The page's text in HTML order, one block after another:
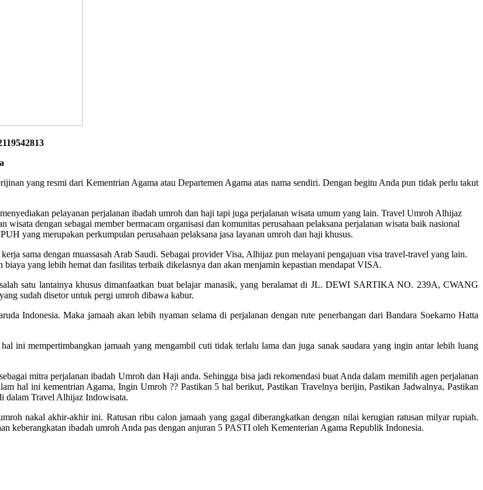
yang resmi dari Kementrian Agama atau Departemen Agama atas nama sendiri. Dengan begitu Anda pun tidak perlu takut
pelayanan perjalanan ibadah umroh dan haji tapi juga perjalanan wisata umum yang lain. Travel Umroh Alhijaz
dengan sebagai member bermacam organisasi dan komunitas perusahaan pelaksana perjalanan wisata baik nasional
yang merupakan perkumpulan perusahaan pelaksana jasa layanan umroh dan haji khusus.
sama dengan muassasah Arab Saudi. Sebagai provider Visa, Alhijaz pun melayani pengajuan visa travel-travel yang lain.
yang lebih hemat dan fasilitas terbaik dikelasnya dan akan menjamin kepastian mendapat VISA.
satu lantainya khusus dimanfaatkan buat belajar manasik, yang beralamat di JL. DEWI SARTIKA NO. 239A, CWANG
sudah disetor untuk pergi umroh dibawa kabur.
Indonesia. Maka jamaah akan lebih nyaman selama di perjalanan dengan rute penerbangan dari Bandara Soekarno Hatta
ini mempertimbangkan jamaah yang mengambil cuti tidak terlalu lama dan juga sanak saudara yang ingin antar lebih luang
mitra perjalanan ibadah Umroh dan Haji anda. Sehingga bisa jadi rekomendasi buat Anda dalam memilih agen perjalanan
hal ini kementrian Agama, Ingin Umroh ?? Pastikan 5 hal berikut, Pastikan Travelnya berijin, Pastikan Jadwalnya, Pastikan
dalam Travel Alhijaz Indowisata.
nakal akhir-akhir ini. Ratusan ribu calon jamaah yang gagal diberangkatkan dengan nilai kerugian ratusan milyar rupiah.
keberangkatan ibadah umroh Anda pas dengan anjuran 5 PASTI oleh Kementerian Agama Republik Indonesia.